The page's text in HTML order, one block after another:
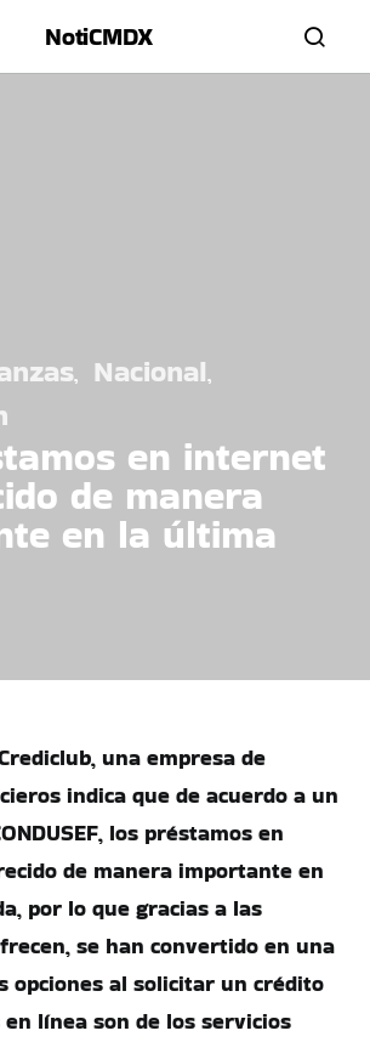
NotiCMDX
Nacional
en internet
de manera
en la última
una empresa de
indica que de acuerdo a un
los préstamos en
de manera importante en
por lo que gracias a las
se han convertido en una
opciones al solicitar un crédito
línea son de los servicios